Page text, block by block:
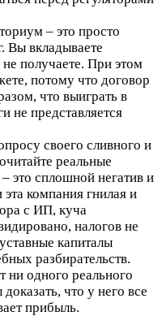
– это просто
Вы вкладываете
получаете. При этом
потому что договор
что выиграть в
не представляется
своего сливного и
реальные
это сплошной негатив и
компания гнилая и
с ИП, куча
налогов не
капиталы
разбирательств.
ни одного реального
что у него все
прибыль.